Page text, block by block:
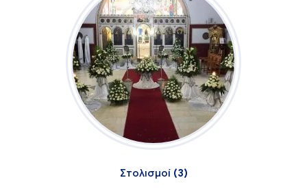
Στολισμοί (3)